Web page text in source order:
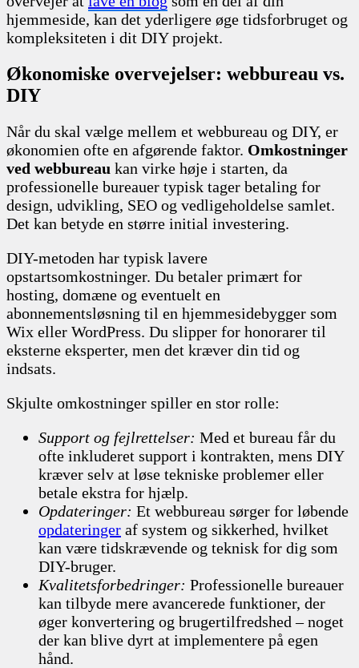
hjemmeside, kan det yderligere øge tidsforbruget og
kompleksiteten i dit DIY projekt.
Økonomiske overvejelser: webbureau vs.
DIY
Når du skal vælge mellem et webbureau og DIY, er
økonomien ofte en afgørende faktor. Omkostninger
ved webbureau kan virke høje i starten, da
professionelle bureauer typisk tager betaling for
design, udvikling, SEO og vedligeholdelse samlet.
Det kan betyde en større initial investering.
DIY-metoden har typisk lavere
opstartsomkostninger. Du betaler primært for
hosting, domæne og eventuelt en
abonnementsløsning til en hjemmesidebygger som
Wix eller WordPress. Du slipper for honorarer til
eksterne eksperter, men det kræver din tid og
indsats.
Skjulte omkostninger spiller en stor rolle:
Support og fejlrettelser: Med et bureau får du
ofte inkluderet support i kontrakten, mens DIY
kræver selv at løse tekniske problemer eller
betale ekstra for hjælp.
Opdateringer: Et webbureau sørger for løbende
opdateringer af system og sikkerhed, hvilket
kan være tidskrævende og teknisk for dig som
DIY-bruger.
Kvalitetsforbedringer: Professionelle bureauer
kan tilbyde mere avancerede funktioner, der
øger konvertering og brugertilfredshed – noget
der kan blive dyrt at implementere på egen
hånd.